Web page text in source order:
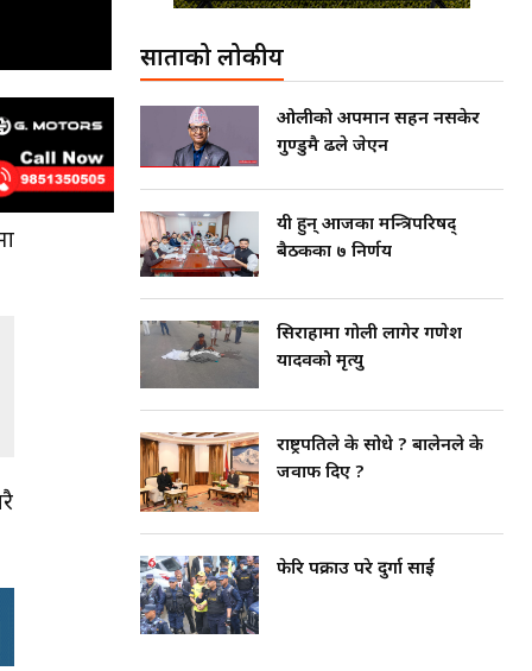
साताको लोकप्रीय
ओलीको अपमान सहन नसकेर
गुण्डुमै ढले जेएन
यी हुन् आजका मन्त्रिपरिषद्
बैठकका ७ निर्णय
सिराहामा गोली लागेर गणेश
यादवको मृत्यु
राष्ट्रपतिले के सोधे ? बालेनले के
जवाफ दिए ?
फेरि पक्राउ परे दुर्गा प्रसाईं